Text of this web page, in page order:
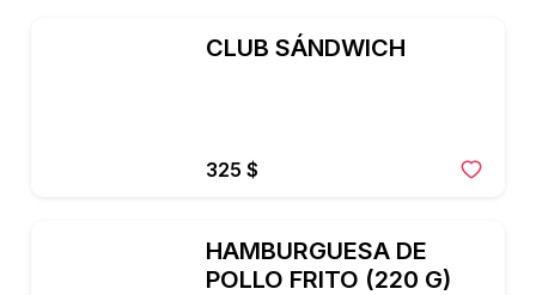
CLUB SÁNDWICH
325 $
HAMBURGUESA DE
POLLO FRITO (220 G)